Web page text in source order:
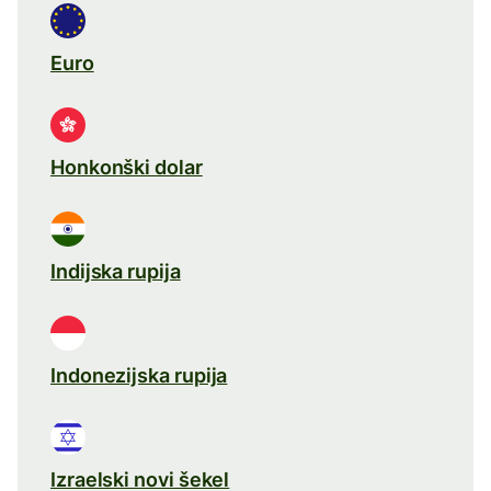
Euro
Honkonški dolar
Indijska rupija
Indonezijska rupija
Izraelski novi šekel